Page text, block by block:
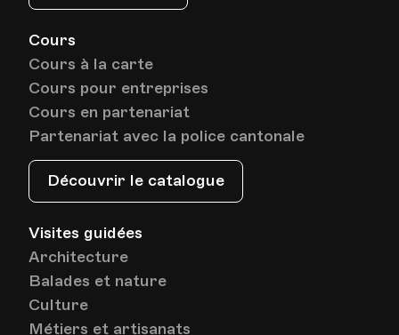
Cours
Cours à la carte
Cours pour entreprises
Cours en partenariat
Partenariat avec la police cantonale
Découvrir le catalogue
Visites guidées
Architecture
Balades et nature
Culture
Métiers et artisanats